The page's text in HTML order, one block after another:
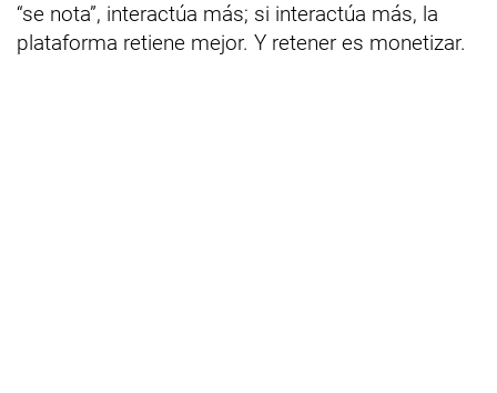
“se nota”, interactúa más; si interactúa más, la
plataforma retiene mejor. Y retener es monetizar.